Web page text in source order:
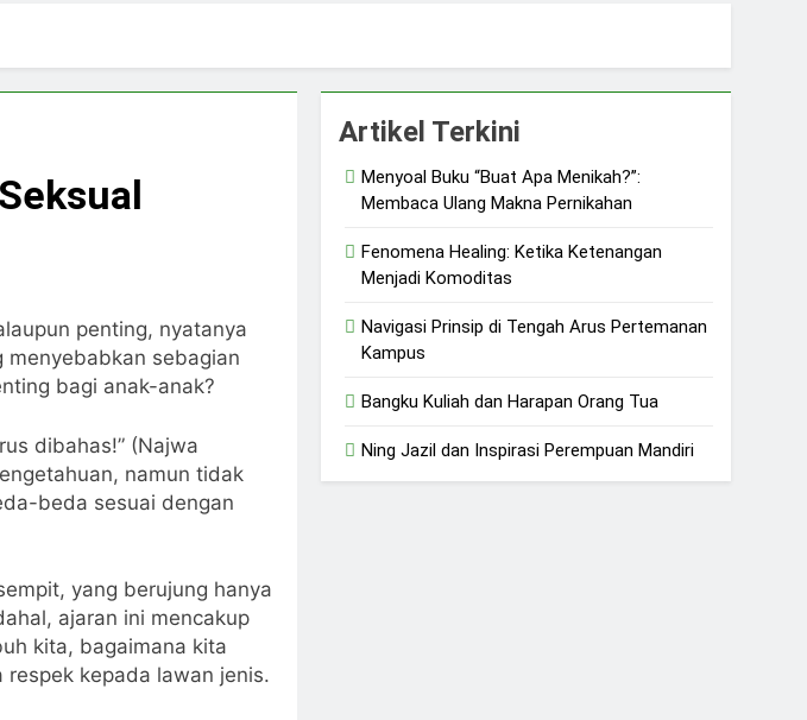
Pujian, Tuntutan, dan Ketangguhan Perempuan
penting, nyatanya
menyebabkan sebagian
bagi anak-anak?
dibahas!” (Najwa
namun tidak
beda sesuai dengan
yang berujung hanya
ajaran ini mencakup
kita, bagaimana kita
kepada lawan jenis.
Artikel Terkini
Menyoal Buku “Buat Apa Menikah?”:
Membaca Ulang Makna Pernikahan
Fenomena Healing: Ketika Ketenangan
Menjadi Komoditas
Navigasi Prinsip di Tengah Arus Pertemanan
Kampus
Bangku Kuliah dan Harapan Orang Tua
Ning Jazil dan Inspirasi Perempuan Mandiri